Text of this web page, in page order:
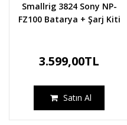
Smallrig 3824 Sony NP-
FZ100 Batarya + Şarj Kiti
3.599,00TL
Satın Al